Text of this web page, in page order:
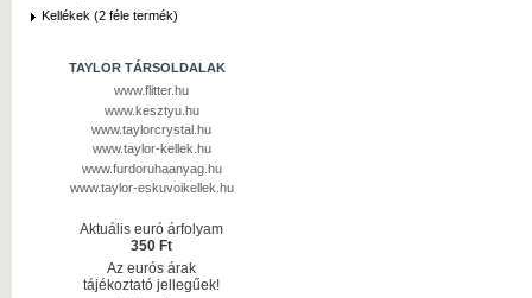
Kellékek (2 féle termék)
TAYLOR TÁRSOLDALAK
www.flitter.hu
www.kesztyu.hu
www.taylorcrystal.hu
www.taylor-kellek.hu
www.furdoruhaanyag.hu
www.taylor-eskuvoikellek.hu
Aktuális euró árfolyam
350 Ft
Az eurós árak
tájékoztató jellegűek!